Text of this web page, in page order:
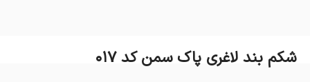
شکم بند لاغری پاک سمن کد 017